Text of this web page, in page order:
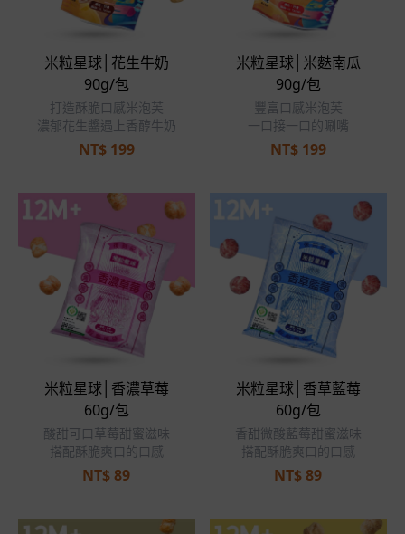
米粒星球│花生牛奶
90g/包
打造酥脆口感米泡芙
濃郁花生醬遇上香醇牛奶
NT$199
米粒星球│米麩南瓜
90g/包
豐富口感米泡芙
一口接一口的唰嘴
NT$199
米粒星球│香濃草莓
60g/包
酸甜可口草莓甜蜜滋味
搭配酥脆爽口的口感
NT$89
米粒星球│香草藍莓
60g/包
香甜微酸藍莓甜蜜滋味
搭配酥脆爽口的口感
NT$89